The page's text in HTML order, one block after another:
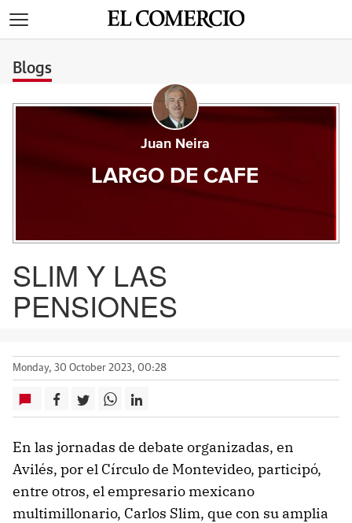
Blogs
Juan Neira
LARGO DE CAFE
SLIM Y LAS
PENSIONES
Monday, 30 October 2023, 00:28
En las jornadas de debate organizadas, en
Avilés, por el Círculo de Montevideo, participó,
entre otros, el empresario mexicano
multimillonario, Carlos Slim, que con su amplia